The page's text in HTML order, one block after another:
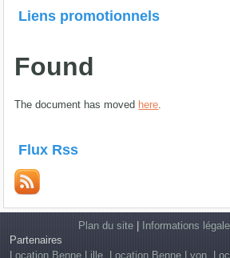
Liens promotionnels
Found
The document has moved here.
Flux Rss
Plan du site| Informations
Partenaires
Location Benne Lille. Location Benne Lyon.